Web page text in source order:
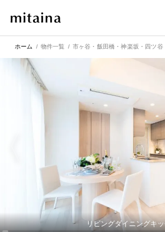
ホーム 物件一覧 市ヶ谷・飯田橋・神楽坂・四ツ谷
リビングダイニングキ